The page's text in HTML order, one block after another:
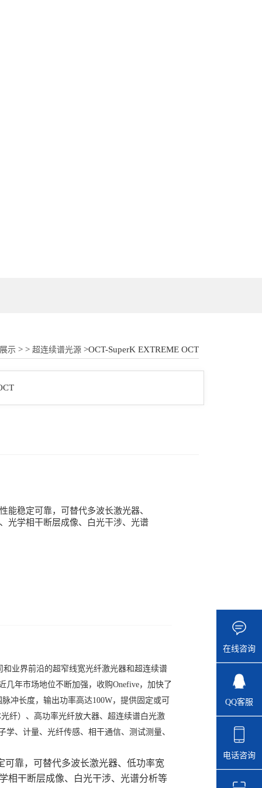
示 > >超连续谱光源 >OCT-SuperK EXTREME OCT
能稳定可靠，可替代多波长激光器、
光学相干断层成像、白光干涉、光谱
和业界前沿的超窄线宽光纤激光器和超连续谱
几年市场地位不断加强，收购Onefive，加快了
冲长度，输出功率高达100W，提供固定或可
纤）、高功率光纤放大器、超连续谱白光激
、计量、光纤传感、相干通信、测试测量、
可靠，可替代多波长激光器、低功率宽
相干断层成像、白光干涉、光谱分析等
在线咨询
QQ客服
电话咨询